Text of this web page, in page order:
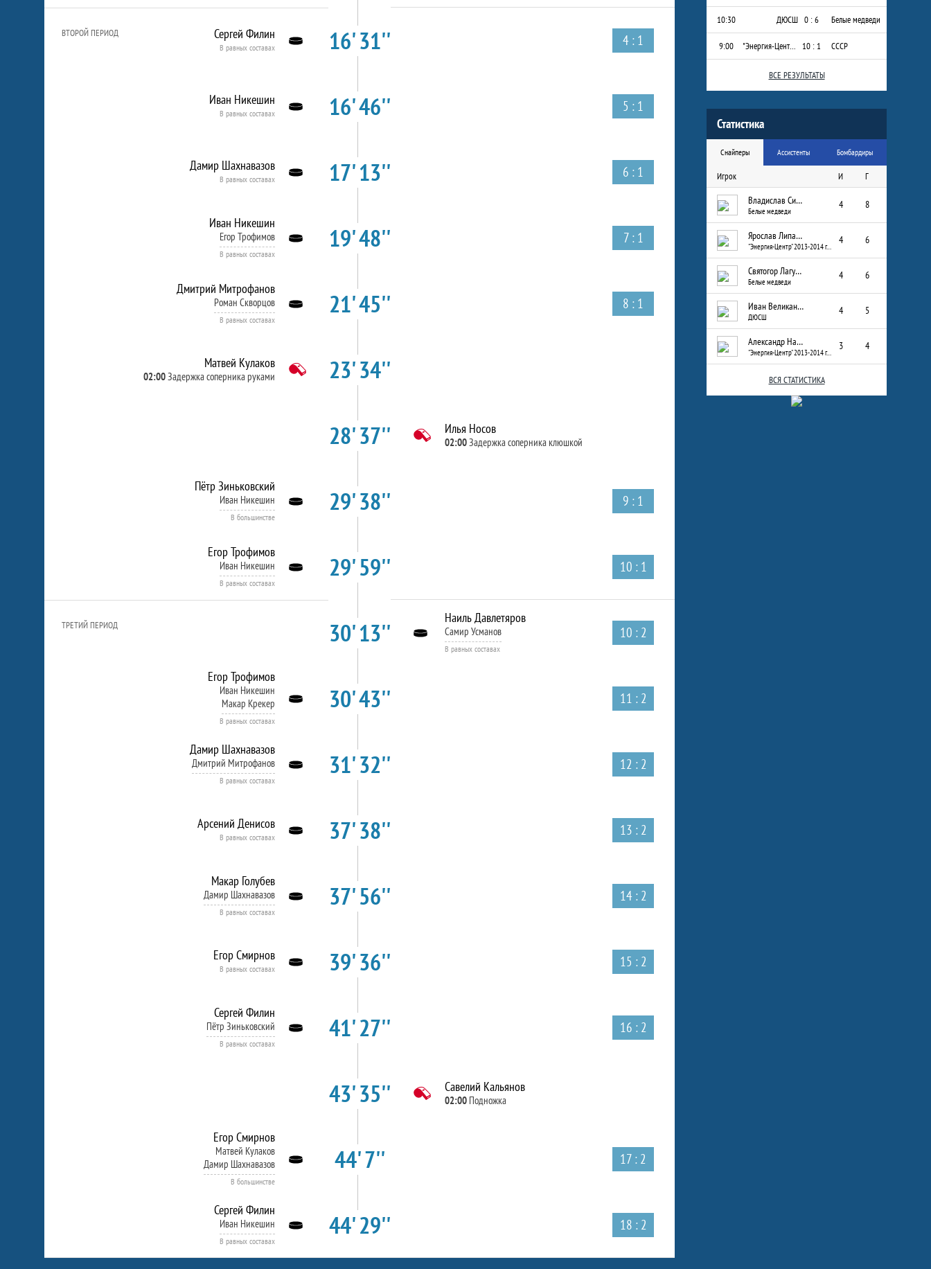
ВТОРОЙ ПЕРИОД Сергей Филин
В равных составах 16' 31'' 4 : 1
Иван Никешин
В равных составах 16' 46'' 5 : 1
Дамир Шахнавазов
В равных составах 17' 13'' 6 : 1
Иван Никешин
Егор Трофимов
В равных составах
19' 48'' 7 : 1
Дмитрий Митрофанов
Роман Скворцов
В равных составах
21' 45'' 8 : 1
Матвей Кулаков
02:00Задержка соперника руками 23' 34''
28' 37'' Илья Носов
02:00Задержка соперника клюшкой
Пётр Зиньковский
Иван Никешин
В большинстве
29' 38'' 9 : 1
Егор Трофимов
Иван Никешин
В равных составах
29' 59'' 10 : 1
ТРЕТИЙ ПЕРИОД 30' 13'' Наиль Давлетяров
Самир Усманов
В равных составах
10 : 2
Егор Трофимов
Иван Никешин
Макар Крекер
В равных составах
30' 43'' 11 : 2
Дамир Шахнавазов
Дмитрий Митрофанов
В равных составах
31' 32'' 12 : 2
Арсений Денисов
В равных составах 37' 38'' 13 : 2
Макар Голубев
Дамир Шахнавазов
В равных составах
37' 56'' 14 : 2
Егор Смирнов
В равных составах 39' 36'' 15 : 2
Сергей Филин
Пётр Зиньковский
В равных составах
41' 27'' 16 : 2
43' 35'' Савелий Кальянов
02:00 Подножка
Егор Смирнов
Матвей Кулаков
Дамир Шахнавазов
В большинстве
44' 7'' 17 : 2
Сергей Филин
Иван Никешин
В равных составах
44' 29'' 18 : 2
10:30 ДЮСШ 0 : 6 Белые медведи
9:00 "Энергия-Центр" 2013-2014 г.р. 10 : 1 СССР
ВСЕ РЕЗУЛЬТАТЫ
Статистика
Снайперы Ассистенты Бомбардиры
Игрок И Г
Владислав Сизых 4 8
Белые медведи
Ярослав Липатов 4 6
"Энергия-Центр" 2013-2014 г.р.
Святогор Лагуткин 4 6
Белые медведи
Иван Великанов 4 5
ДЮСШ
Александр Назаров 3 4
"Энергия-Центр" 2013-2014 г.р.
ВСЯ СТАТИСТИКА